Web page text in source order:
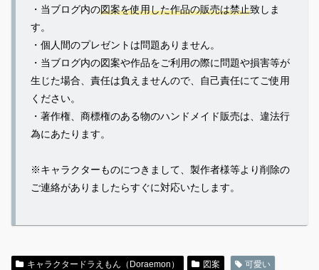
・当ブログ内の図案を使用した作品の販売は禁止致しま
す。
・個人間のプレゼントは問題ありません。
・当ブログ内の図案や作品をご利用の際に問題や損害等が
生じた場合、責任は負えませんので、自己責任にてご使用
ください。
・著作権、商標権のある物のハンドメイド販売は、違法行
為にあたります。
※キャラクターものにつきまして、製作者様等より削除の
ご連絡がありましたらすぐに対応いたします。
キャラクタードラえもん（Doraemon） 図案
可愛い